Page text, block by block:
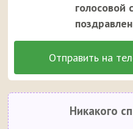
голосовой
Никакого